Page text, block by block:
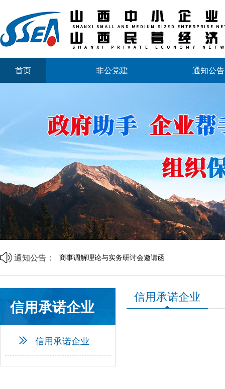
首页 非公党建 通知公告
通知公告：
山西省中小企业发展促进会2026年劳动节放假通知
商事调解理论与实务研讨会邀请函
资源互通聚合力 精准对接促共赢 | 诚邀莅临
企帮商学院 · 企业家读书会第二期邀请函
山西省中小企业发展促进会2026年劳动节放假通知
山西省中小企业发展促进会财税专业委员会成立大会
信用承诺企业
信用承诺企业
信用承诺企业